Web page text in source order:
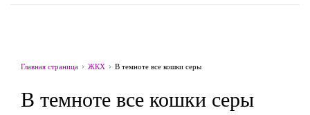
Главная страница ЖКХ В темноте все кошки серы
В темноте все кошки серы